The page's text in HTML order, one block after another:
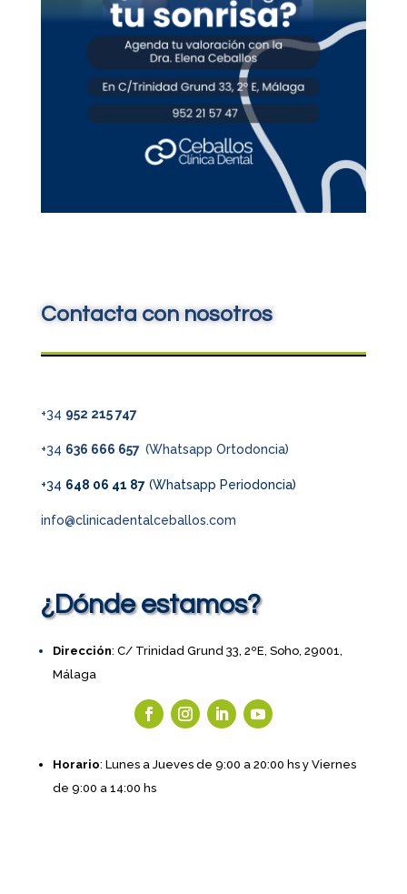
Contacta con nosotros
+34 952 215 747
+34 636 666 657 (Whatsapp Ortodoncia)
+34 648 06 41 87(Whatsapp Periodoncia)
info@clinicadentalceballos.com
¿Dónde estamos?
Dirección: C/ Trinidad Grund 33, 2ºE, Soho, 29001,
Málaga
Horario: Lunes a Jueves de 9:00 a 20:00 hs y Viernes
de 9:00 a 14:00 hs